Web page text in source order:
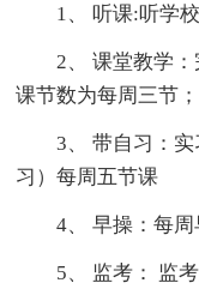
1、 听课:听学
2、 课堂教学
课节数为每周三节；
3、 带自习：
习）每周五节课
4、 早操：每
5、 监考： 监